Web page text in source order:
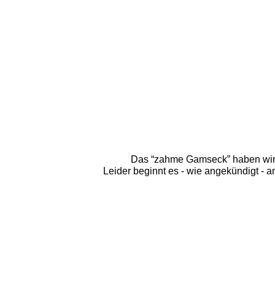
Das “zahme Gamseck” haben
Leider beginnt es - wie angekündigt -